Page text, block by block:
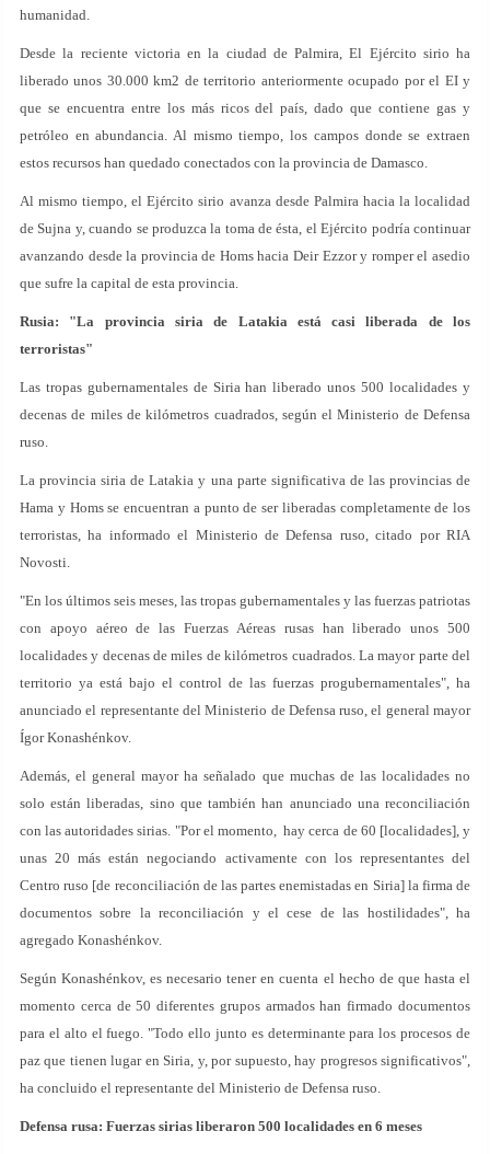
humanidad.
Desde la reciente victoria en la ciudad de Palmira, El Ejército sirio ha
liberado unos 30.000 km2 de territorio anteriormente ocupado por el EI y
que se encuentra entre los más ricos del país, dado que contiene gas y
petróleo en abundancia. Al mismo tiempo, los campos donde se extraen
estos recursos han quedado conectados con la provincia de Damasco.
Al mismo tiempo, el Ejército sirio avanza desde Palmira hacia la localidad
de Sujna y, cuando se produzca la toma de ésta, el Ejército podría continuar
avanzando desde la provincia de Homs hacia Deir Ezzor y romper el asedio
que sufre la capital de esta provincia.
Rusia: "La provincia siria de Latakia está casi liberada de los
terroristas"
Las tropas gubernamentales de Siria han liberado unos 500 localidades y
decenas de miles de kilómetros cuadrados, según el Ministerio de Defensa
ruso.
La provincia siria de Latakia y una parte significativa de las provincias de
Hama y Homs se encuentran a punto de ser liberadas completamente de los
terroristas, ha informado el Ministerio de Defensa ruso, citado por RIA
Novosti.
"En los últimos seis meses, las tropas gubernamentales y las fuerzas patriotas
con apoyo aéreo de las Fuerzas Aéreas rusas han liberado unos 500
localidades y decenas de miles de kilómetros cuadrados. La mayor parte del
territorio ya está bajo el control de las fuerzas progubernamentales", ha
anunciado el representante del Ministerio de Defensa ruso, el general mayor
Ígor Konashénkov.
Además, el general mayor ha señalado que muchas de las localidades no
solo están liberadas, sino que también han anunciado una reconciliación
con las autoridades sirias. "Por el momento, hay cerca de 60 [localidades], y
unas 20 más están negociando activamente con los representantes del
Centro ruso [de reconciliación de las partes enemistadas en Siria] la firma de
documentos sobre la reconciliación y el cese de las hostilidades", ha
agregado Konashénkov.
Según Konashénkov, es necesario tener en cuenta el hecho de que hasta el
momento cerca de 50 diferentes grupos armados han firmado documentos
para el alto el fuego. "Todo ello junto es determinante para los procesos de
paz que tienen lugar en Siria, y, por supuesto, hay progresos significativos",
ha concluido el representante del Ministerio de Defensa ruso.
Defensa rusa: Fuerzas sirias liberaron 500 localidades en 6 meses